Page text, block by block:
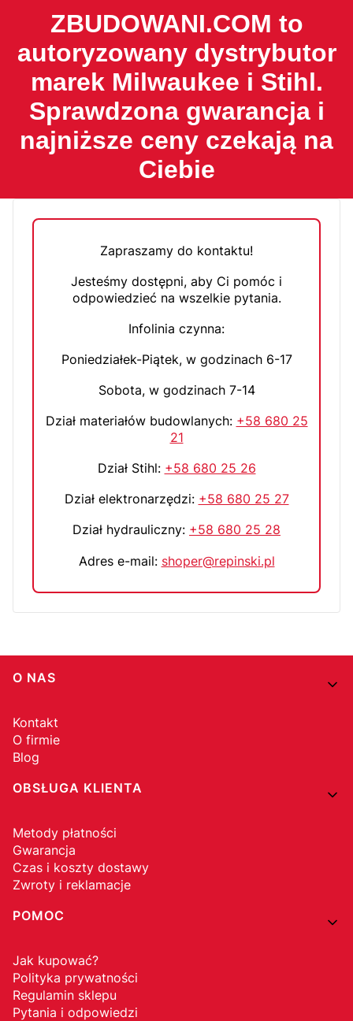
ZBUDOWANI.COM to
autoryzowany dystrybutor
marek Milwaukee i Stihl.
Sprawdzona gwarancja i
najniższe ceny czekają na
Ciebie
Zapraszamy do kontaktu!
Jesteśmy dostępni, aby Ci pomóc i
odpowiedzieć na wszelkie pytania.
Infolinia czynna:
Poniedziałek-Piątek, w godzinach 6-17
Sobota, w godzinach 7-14
Dział materiałów budowlanych: +58 680 25
21
Dział Stihl: +58 680 25 26
Dział elektronarzędzi: +58 680 25 27
Dział hydrauliczny: +58 680 25 28
Adres e-mail: shoper@repinski.pl
Linki w stopce
O NAS
Kontakt
O firmie
Blog
OBSŁUGA KLIENTA
Metody płatności
Gwarancja
Czas i koszty dostawy
Zwroty i reklamacje
POMOC
Jak kupować?
Polityka prywatności
Regulamin sklepu
Pytania i odpowiedzi